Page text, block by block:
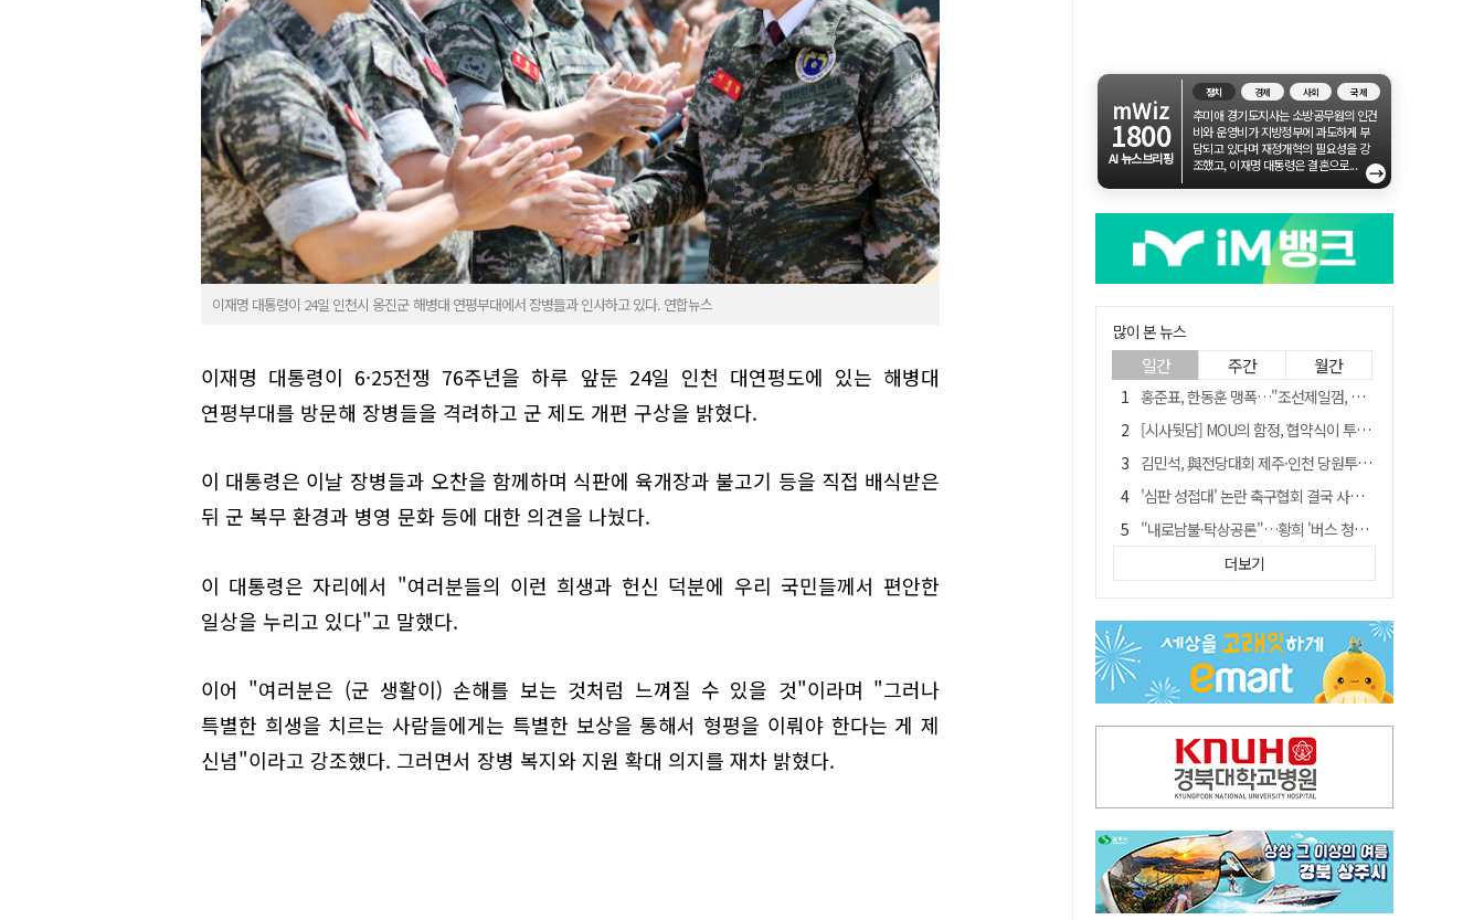
이재명 대통령이 24일 인천시 옹진군 해병대 연평부대에서 장병들과 인사하고 있다. 연합뉴스
이재명 대통령이 6·25전쟁 76주년을 하루 앞둔 24일 인천 대연평도에 있는 해병대
연평부대를 방문해 장병들을 격려하고 군 제도 개편 구상을 밝혔다.
이 대통령은 이날 장병들과 오찬을 함께하며 식판에 육개장과 불고기 등을 직접 배식받은
뒤 군 복무 환경과 병영 문화 등에 대한 의견을 나눴다.
이 대통령은 자리에서 "여러분들의 이런 희생과 헌신 덕분에 우리 국민들께서 편안한
일상을 누리고 있다"고 말했다.
이어 "여러분은 (군 생활이) 손해를 보는 것처럼 느껴질 수 있을 것"이라며 "그러나
특별한 희생을 치르는 사람들에게는 특별한 보상을 통해서 형평을 이뤄야 한다는 게 제
신념"이라고 강조했다. 그러면서 장병 복지와 지원 확대 의지를 재차 밝혔다.
mWiz
1800
AI 뉴스브리핑
정치 경제 사회 국제
추미애 경기도지사는 소방공무원의 인건
비와 운영비가 지방정부에 과도하게 부
담되고 있다며 재정개혁의 필요성을 강
조했고, 이재명 대통령은 결혼으로...
→
많이 본 뉴스
일간 주간 월간
홍준표, 한동훈 맹폭…"조선제일껌, 권력에 살고 권력에 죽었다"
[시사뒷담] MOU의 함정, 협약식이 투자 확정은 아니긴 해
김민석, 與전당대회 제주·인천 당원투표서 승리…누적 득표는 '초박빙'
'심판 성접대' 논란 축구협회 결국 사과…"깊이 반성, 쇄신하겠다"
"내로남불·탁상공론"…황희 '버스 청년주택' 제안에 與 내부서도 쓴소리
"경로당 통장에 비밀번호가 적혀 있다"…전국 돌며 경로당 13곳 턴 30대 구속
예안향교 대성전, '국가지정 보물로 지정'
휠체어 환자 발로 밀어 숨지게 한 70대 간병인…2심도 집행유예
박권현 청도군수, 국무총리에 "청도 물 공급 최대 3만t 늘려달라"
더보기